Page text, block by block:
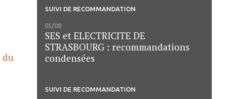
du
SUIVI DE RECOMMANDATION
05/08
SES et ELECTRICITE DE
STRASBOURG : recommandations
condensées
SUIVI DE RECOMMANDATION